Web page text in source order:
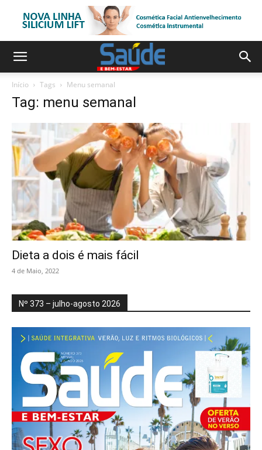
Início Tags Menu semanal
Tag: menu semanal
Dieta a dois é mais fácil
4 de Maio, 2022
Nº 373 – julho-agosto 2026